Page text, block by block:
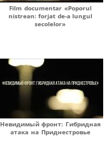
Film documentar «Poporul
nistrean: forjat de-a lungul
secolelor»
Невидимый фронт: Гибридная
атака на Приднестровье